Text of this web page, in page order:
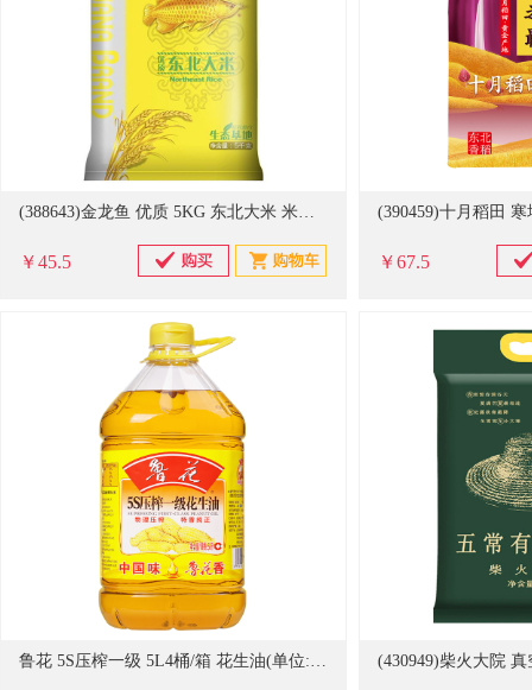
(388643)金龙鱼 优质 5KG 东北大米 米白(单位：袋)
￥45.5 ￥67.5
鲁花 5S压榨一级 5L4桶/箱 花生油(单位:瓶)